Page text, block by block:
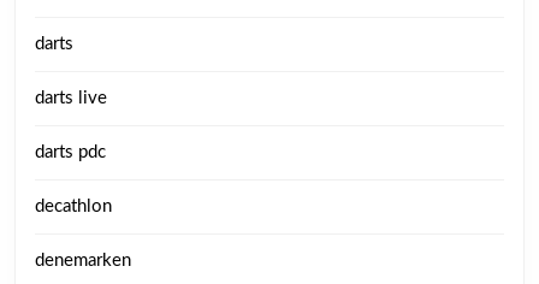
darts
darts live
darts pdc
decathlon
denemarken